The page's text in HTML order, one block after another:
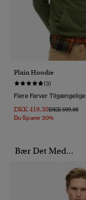
Plain Hoodie
(3)
Flere Farver Tilgængelige
DKK 419,30Pris Nedsat Fra
DKK 599,00Til
Du Sparer 30%
Bær Det Med...